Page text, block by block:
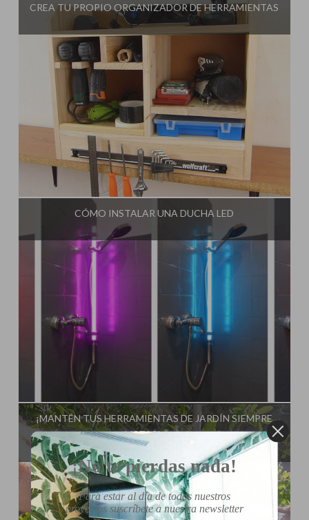
CREA TU PROPIO ORGANIZADOR DE HERRAMIENTAS
Influencer:Idea Tu Mismo
CÓMO INSTALAR UNA DUCHA LED
Idea Tu Mismo
¡MANTÉN TUS HERRAMIENTAS DE JARDÍN SIEMPRE
LISTAS!
¡No te pierdas nada!
Para estar al día de todos nuestros
proyectos suscríbete a nuestra newsletter